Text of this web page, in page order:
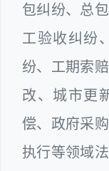
包纠纷、总
工验收纠纷
纷、工期索
改、城市更
偿、政府采
执行等领域